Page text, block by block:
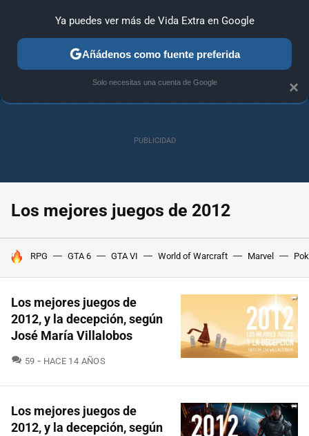
ANÁLISIS GUÍAS Y TRUCOS PC SONY NINTENDO
Los mejores juegos de 2012
HOY SE HABLA DE
RPG GTA 6 GTA VI World of Warcraft Marvel
Los mejores juegos de
2012, y la decepción, según
José María Villalobos
59 COMENTARIOS
HACE 14 AÑOS
Los mejores juegos de
2012, y la decepción, según
×
Ya puedes ver más de Vida Extra en Google
Añádenos como fuente preferida
Solo necesitas una cuenta de Google